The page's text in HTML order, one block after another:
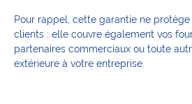
Pour rappel, cette garantie ne
clients : elle couvre également vos
partenaires commerciaux ou toute
extérieure à votre entreprise.